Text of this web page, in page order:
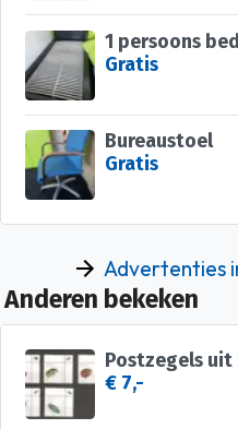
1 persoons bed
Gratis
Bureaustoel
Gratis
Advertenties
Anderen bekeken
Postzegels
€ 7,-